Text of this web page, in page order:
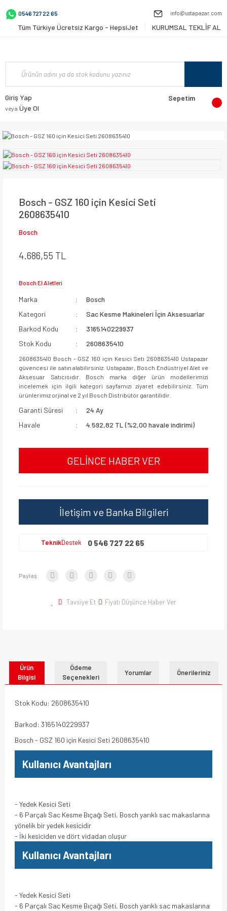
0546 727 22 65 info@ustapazar.com
Tüm Türkiye Ücretsiz Kargo - HepsiJet KURUMSAL TEKLİF AL
Giriş Yap
veya Üye Ol
Sepetim
Bosch - GSZ 160 için Kesici Seti
2608635410
Bosch
4.686,55 TL
Bosch El Aletleri
Marka
Bosch
Kategori
Sac Kesme Makineleri İçin Aksesuarlar
Barkod Kodu
3165140229937
Stok Kodu
2608635410
2608635410 Bosch - GSZ 160 için Kesici Seti 2608635410 Ustapazar
güvencesi ile satın alabilirsiniz. Ustapazar, Bosch Endüstriyel Alet ve
Aksesuar Satıcısıdır. Bosch marka diğer ürün modellerimizi
incelemek için ilgili kategori sayfamızı ziyaret edebilirsiniz. Tüm
ürünlerimiz orjinal ve 2 yıl Bosch Distribütör garantilidir.
Garanti Süresi
24 Ay
Havale
4.592,82 TL (%2,00 havale indirimi)
GELİNCE HABER VER
İletişim ve Banka Bilgileri
TeknikDestek 0 546 727 22 65
Paylaş:
Tavsiye Et Fiyatı Düşünce Haber Ver
Ürün
Bilgisi
Ödeme
Seçenekleri
Yorumlar Önerileriniz
Stok Kodu: 2608635410
Barkod: 3165140229937
Bosch - GSZ 160 için Kesici Seti 2608635410
Kullanıcı Avantajları
- Yedek Kesici Seti
- 6 Parçalı Sac Kesme Bıçağı Seti, Bosch yarıklı sac makaslarına
yönelik bir yedek kesicidir
- İki kesiciden ve dört vidadan oluşur
Kullanıcı Avantajları
- Yedek Kesici Seti
- 6 Parçalı Sac Kesme Bıçağı Seti, Bosch yarıklı sac makaslarına